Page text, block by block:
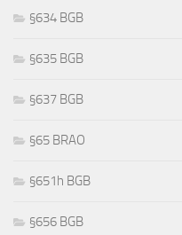
§634 BGB
§635 BGB
§637 BGB
§65 BRAO
§651h BGB
§656 BGB